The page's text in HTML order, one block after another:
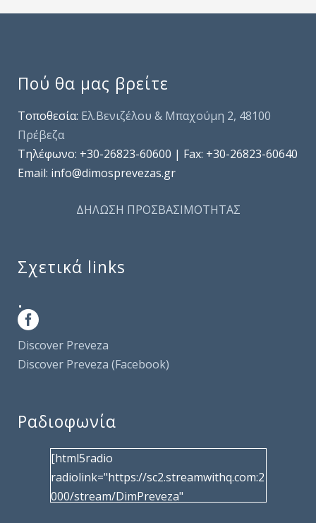
Πού θα μας βρείτε
Τοποθεσία: Ελ.Βενιζέλου & Μπαχούμη 2, 48100
Πρέβεζα
Τηλέφωνo: +30-26823-60600 | Fax: +30-26823-60640
Email: info@dimosprevezas.gr
ΔΗΛΩΣΗ ΠΡΟΣΒΑΣΙΜΟΤΗΤΑΣ
Σχετικά links
.
Discover Preveza
Discover Preveza (Facebook)
Ραδιοφωνία
[html5radio
radiolink="https://sc2.streamwithq.com:2
000/stream/DimPreveza"